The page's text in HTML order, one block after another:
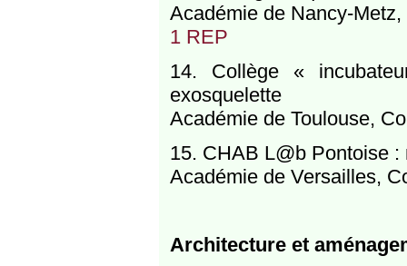
Académie de Nancy-
1 REP
14. Collège «
exosquelette
Académie de Toulouse,
15. CHAB L@b Pontoise
Académie de Versailles,
Architecture et